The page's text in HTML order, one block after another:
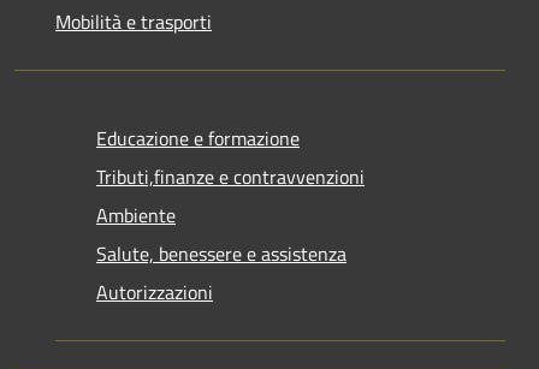
Mobilità e trasporti
Educazione e formazione
Tributi,finanze e contravvenzioni
Ambiente
Salute, benessere e assistenza
Autorizzazioni